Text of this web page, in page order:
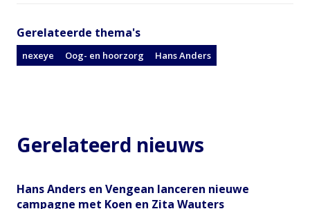
Gerelateerde thema's
nexeye Oog- en hoorzorg Hans Anders
Gerelateerd nieuws
Hans Anders en Vengean lanceren nieuwe
campagne met Koen en Zita Wauters